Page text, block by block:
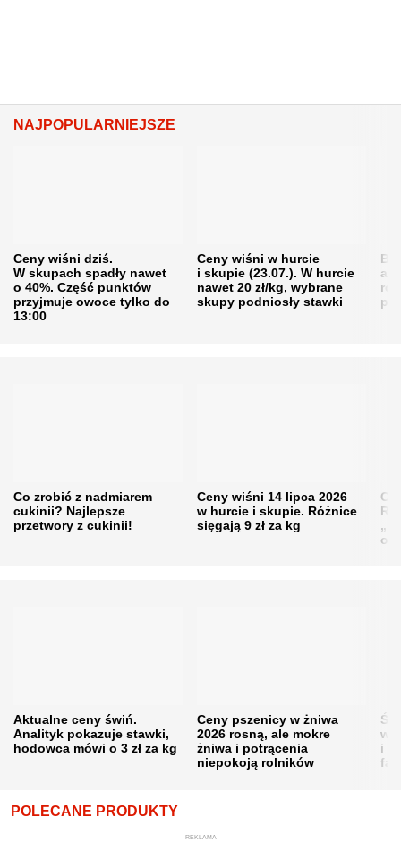
NAJPOPULARNIEJSZE
Ceny wiśni dziś.
W skupach spadły nawet
o 40%. Część punktów
przyjmuje owoce tylko do
13:00
Ceny wiśni w hurcie
i skupie (23.07.). W hurcie
nawet 20 zł/kg, wybrane
skupy podniosły stawki
Co zrobić z nadmiarem
cukinii? Najlepsze
przetwory z cukinii!
Ceny wiśni 14 lipca 2026
w hurcie i skupie. Różnice
sięgają 9 zł za kg
Aktualne ceny świń.
Analityk pokazuje stawki,
hodowca mówi o 3 zł za kg
Ceny pszenicy w żniwa
2026 rosną, ale mokre
żniwa i potrącenia
niepokoją rolników
i
POLECANE PRODUKTY
REKLAMA